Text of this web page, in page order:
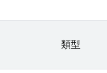
類型